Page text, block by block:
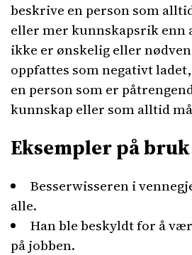
beskrive en person som
eller mer kunnskapsrik enn
ikke er ønskelig eller
oppfattes som negativt
en person som er
kunnskap eller som alltid
Eksempler på bruk
Besserwisseren i
alle.
Han ble beskyldt for å
på jobben.